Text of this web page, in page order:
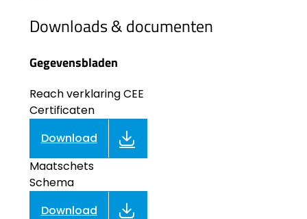
Downloads & documenten
Gegevensbladen
Reach verklaring CEE
Certificaten
Download
Maatschets
Schema
Download